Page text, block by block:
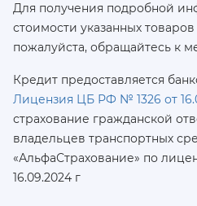
Для получения подробной
стоимости указанных
пожалуйста, обращайтесь к
Кредит предоставляется
Лицензия ЦБ РФ № 1326 от
страхование гражданской
владельцев транспортных
«АльфаСтрахование» по
16.09.2024 г